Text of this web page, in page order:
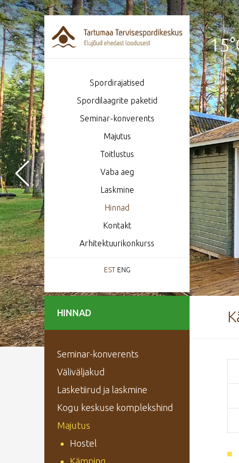
Spordirajatised
Spordilaagrite paketid
Seminar-konverents
Majutus
Toitlustus
Vaba aeg
Laskmine
Hinnad
Kontakt
Arhitektuurikonkurss
EST ENG
HINNAD
Seminar-konverents
Väliväljakud
Lasketiirud ja laskmine
Kogu keskuse komplekshind
Majutus
Hostel
Kämping